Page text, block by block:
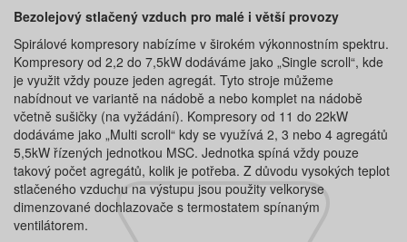
Bezolejový stlačený vzduch pro malé i větší provozy
Spirálové kompresory nabízíme v širokém výkonnostním spektru.
Kompresory od 2,2 do 7,5kW dodáváme jako „Single scroll“, kde
je využit vždy pouze jeden agregát. Tyto stroje můžeme
nabídnout ve variantě na nádobě a nebo komplet na nádobě
včetně sušičky (na vyžádání). Kompresory od 11 do 22kW
dodáváme jako „Multi scroll“ kdy se využívá 2, 3 nebo 4 agregátů
5,5kW řízených jednotkou MSC. Jednotka spíná vždy pouze
takový počet agregátů, kolik je potřeba. Z důvodu vysokých teplot
stlačeného vzduchu na výstupu jsou použity velkoryse
dimenzované dochlazovače s termostatem spínaným
ventilátorem.